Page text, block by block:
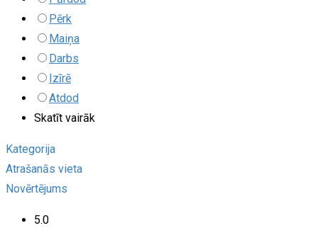
Pērk
Maiņa
Darbs
Izīrē
Atdod
Skatīt vairāk
Kategorija
Atrašanās vieta
Novērtējums
5.0